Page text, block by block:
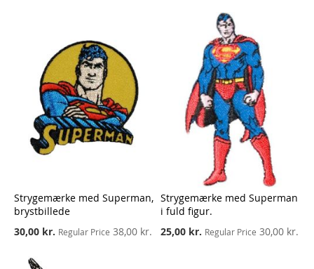
Strygemærke med Superman,
brystbillede
Special
30,00 kr. Regular Price 38,00 kr.
Strygemærke med Superman
i fuld figur.
Special
25,00 kr. Regular Price 30,00 kr.